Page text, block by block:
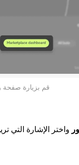
قم بزيارة صفحة
واختر الإشارة التي